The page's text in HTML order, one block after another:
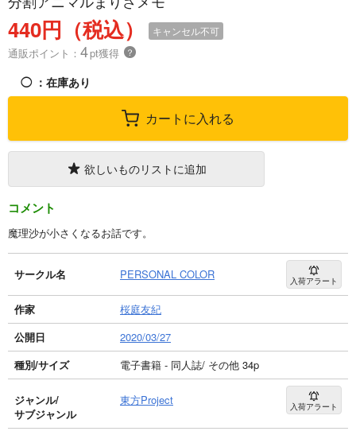
440円（税込） キャンセル不可
通販ポイント： 4pt獲得 ？
◯ ：在庫あり
カートに入れる
欲しいものリストに追加
コメント
魔理沙が小さくなるお話です。
サークル名 PERSONAL COLOR 入荷アラート
作家
桜庭友紀
公開日
2020/03/27
種別/サイズ
電子書籍 - 同人誌/ その他 34p
ジャンル/
サブジャンル
東方Project 入荷アラート